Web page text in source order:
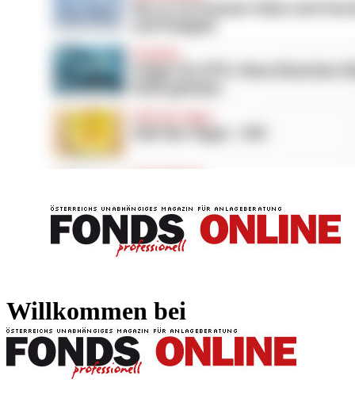
Willkommen bei